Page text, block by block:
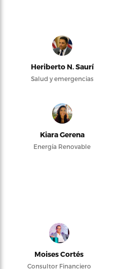
Heriberto N. Saurí
Salud y emergencias
Kiara Gerena
Energía Renovable
Moises Cortés
Consultor Financiero